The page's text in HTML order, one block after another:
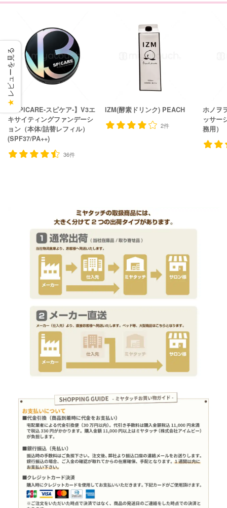
【SPICARE-スピケア-】V3エ
キサイティングファンデーシ
ョン（本体/詰替レフィル）
(SPF37/PA++)
36件
IZM(酵素ドリンク) PEACH
2件
ホノヲ
ッサー
務用）
★
レビューを見る